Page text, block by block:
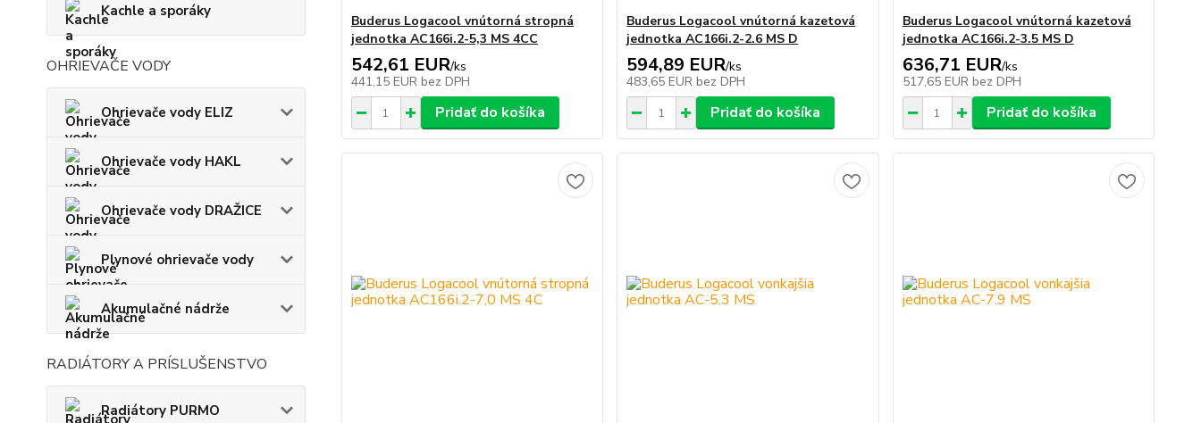
Kachle a sporáky
OHRIEVAČE VODY
Ohrievače vody ELIZ
Ohrievače vody HAKL
Ohrievače vody DRAŽICE
Plynové ohrievače vody
Akumulačné nádrže
RADIÁTORY A PRÍSLUŠENSTVO
Radiátory PURMO
Buderus Logacool vnútorná stropná
jednotka AC166i.2-5,3 MS 4CC
542,61 EUR/ks
441,15 EUR bez DPH
Pridať do košíka
Buderus Logacool vnútorná kazetová
jednotka AC166i.2-2.6 MS D
594,89 EUR/ks
483,65 EUR bez DPH
Pridať do košíka
Buderus Logacool vnútorná kazetová
jednotka AC166i.2-3.5 MS D
636,71 EUR/ks
517,65 EUR bez DPH
Pridať do košíka